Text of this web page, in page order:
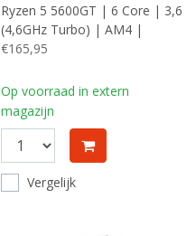
Ryzen 5 5600GT | 6 Core | 3,6
(4,6GHz Turbo) | AM4 |
Processor | CPU
€165,95
Op voorraad in extern
magazijn
Vergelijk